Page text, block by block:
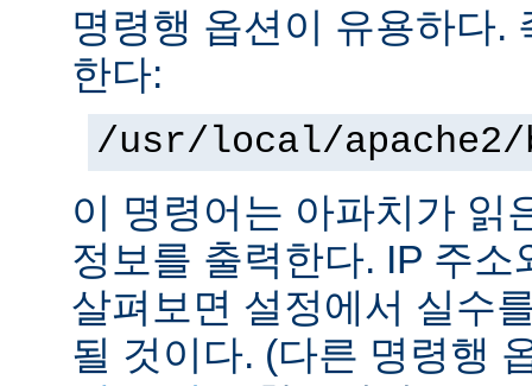
명령행 옵션이 유용하다.
한다:
/usr/local/
이 명령어는 아파치가 읽
정보를 출력한다. IP 주
살펴보면 설정에서 실수
될 것이다. (다른 명령행